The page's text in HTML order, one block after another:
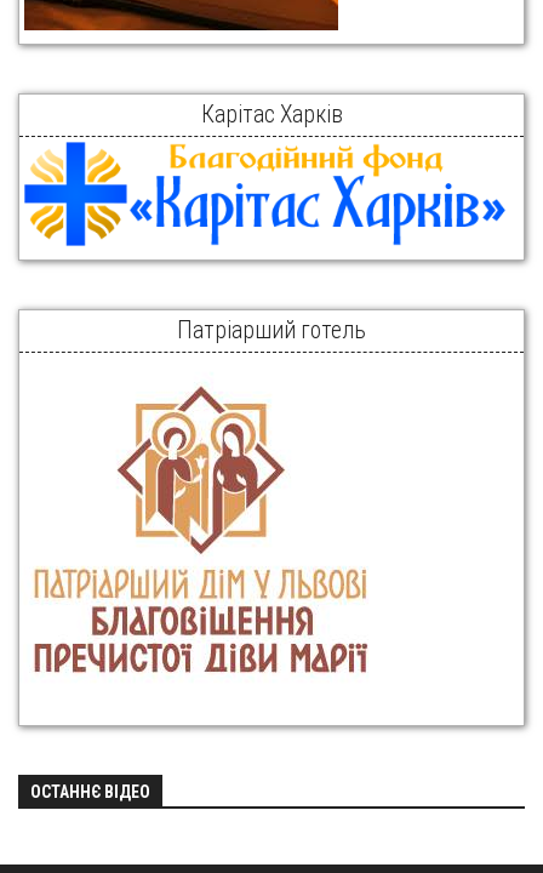
Карітас Харків
Патріарший готель
ОСТАННЄ ВІДЕО